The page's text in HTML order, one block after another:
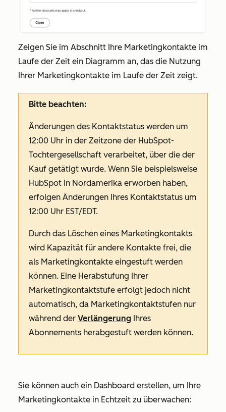
Zeigen Sie im Abschnitt Ihre Marketingkontakte im
Laufe der Zeit ein Diagramm an, das die Nutzung
Ihrer Marketingkontakte im Laufe der Zeit zeigt.
Bitte beachten:
Änderungen des Kontaktstatus werden um
12:00 Uhr in der Zeitzone der HubSpot-
Tochtergesellschaft verarbeitet, über die der
Kauf getätigt wurde. Wenn Sie beispielsweise
HubSpot in Nordamerika erworben haben,
erfolgen Änderungen Ihres Kontaktstatus um
12:00 Uhr EST/EDT.
Durch das Löschen eines Marketingkontakts
wird Kapazität für andere Kontakte frei, die
als Marketingkontakte eingestuft werden
können. Eine Herabstufung Ihrer
Marketingkontaktstufe erfolgt jedoch nicht
automatisch, da Marketingkontaktstufen nur
während der Verlängerung Ihres
Abonnements herabgestuft werden können.
Sie können auch ein Dashboard erstellen, um Ihre
Marketingkontakte in Echtzeit zu überwachen: